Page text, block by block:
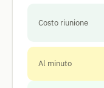
Costo riunione
Al minuto